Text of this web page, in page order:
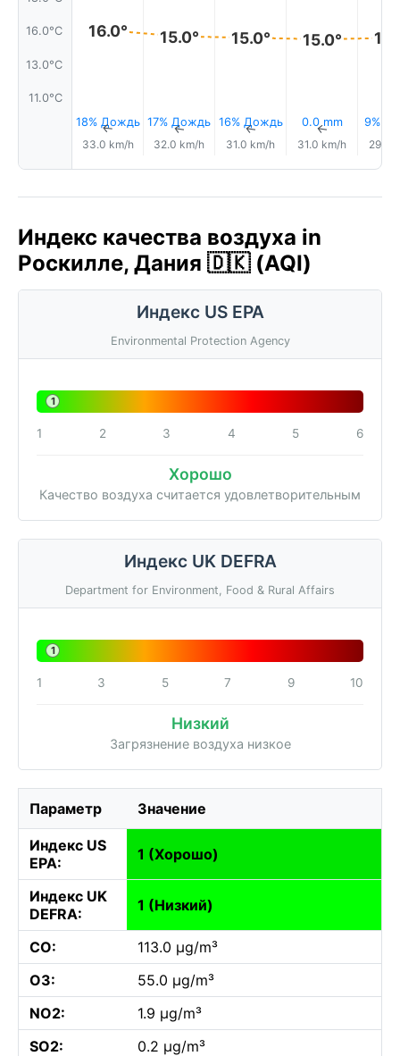
16.0°C
13.0°C
11.0°C
16.0°
18% Дождь
↑
33.0 km/h
15.0°
17% Дождь
↑
32.0 km/h
15.0°
16% Дождь
↑
31.0 km/h
15.0°
0.0 mm
↑
31.0 km/h
9%
29.0
Индекс качества воздуха in
Роскилле, Дания 🇩🇰 (AQI)
Индекс US EPA
Environmental Protection Agency
1
1 2 3 4 5 6
Хорошо
Качество воздуха считается удовлетворительным
Индекс UK DEFRA
Department for Environment, Food & Rural Affairs
1
1 3 5 7 9 10
Низкий
Загрязнение воздуха низкое
Параметр Значение
Индекс US
EPA:
1 (Хорошо)
Индекс UK
DEFRA:
1 (Низкий)
CO:
113.0 µg/m³
O3:
55.0 µg/m³
NO2:
1.9 µg/m³
SO2:
0.2 µg/m³